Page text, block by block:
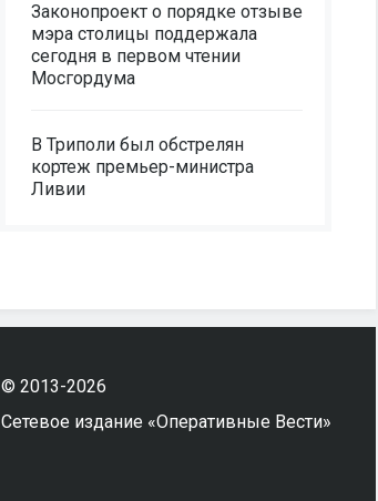
Законопроект о порядке отзыве
мэра столицы поддержала
сегодня в первом чтении
Мосгордума
В Триполи был обстрелян
кортеж премьер-министра
Ливии
© 2013-2026
Сетевое издание «Оперативные Вести»